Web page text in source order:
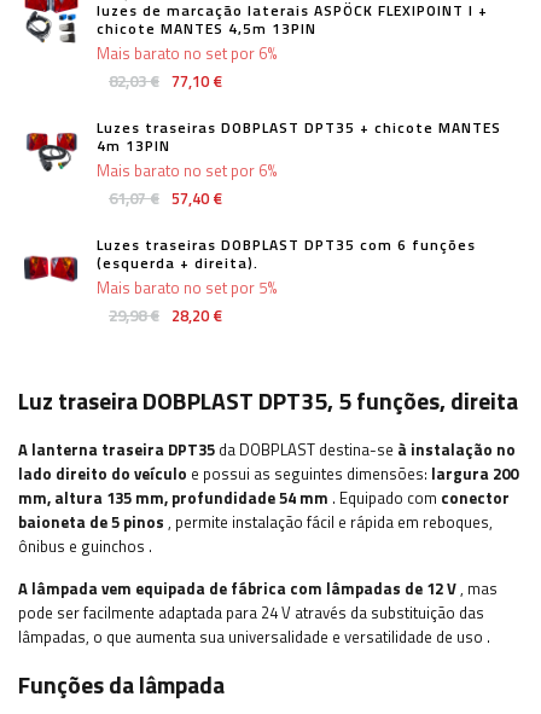
luzes de marcação laterais ASPÖCK FLEXIPOINT I +
chicote MANTES 4,5m 13PIN
82,03 € 77,10 €
Mais barato no set por 6%
Luzes traseiras DOBPLAST DPT35 + chicote MANTES
4m 13PIN
61,07 € 57,40 €
Mais barato no set por 6%
Luzes traseiras DOBPLAST DPT35 com 6 funções
(esquerda + direita).
29,98 € 28,20 €
Mais barato no set por 5%
Luz traseira DOBPLAST DPT35, 5 funções, direita
A lanterna traseira DPT35 da DOBPLAST destina-se à instalação no
lado direito do veículo e possui as seguintes dimensões: largura 200
mm, altura 135 mm, profundidade 54 mm . Equipado com conector
baioneta de 5 pinos , permite instalação fácil e rápida em reboques,
ônibus e guinchos .
A lâmpada vem equipada de fábrica com lâmpadas de 12 V, mas
pode ser facilmente adaptada para 24 V através da substituição das
lâmpadas, o que aumenta sua universalidade e versatilidade de uso .
Funções da lâmpada